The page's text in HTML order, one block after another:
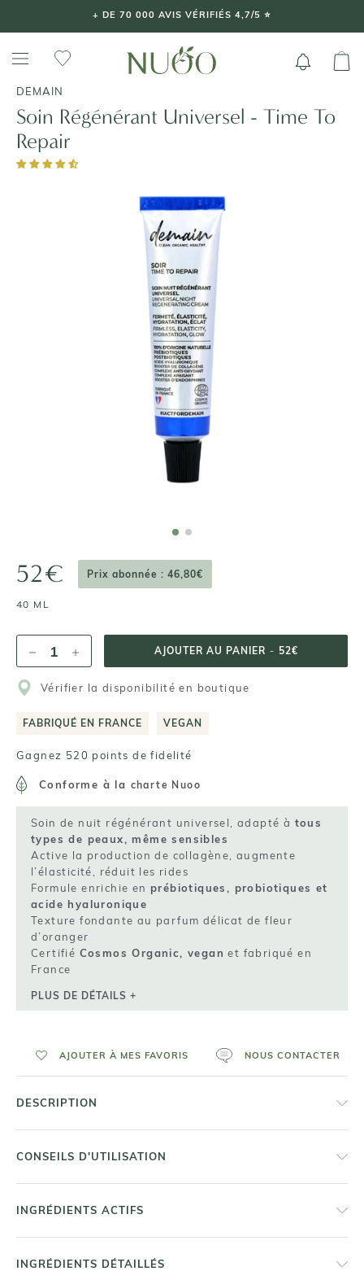
+ DE 70 000 AVIS VÉRIFIÉS 4,7/5 ⭐️
DEMAIN
Soin Régénérant Universel - Time To
Repair
52€ Prix abonnée : 46,80€
40 ML
AJOUTER AU PANIER - 52€
Vérifier la disponibilité en boutique
FABRIQUÉ EN FRANCE VEGAN
Gagnez 520 points de fidelité
Conforme à la charte Nuoo
Soin de nuit régénérant universel, adapté à tous
types de peaux, même sensibles
Active la production de collagène, augmente
l’élasticité, réduit les rides
Formule enrichie en prébiotiques, probiotiques et
acide hyaluronique
Texture fondante au parfum délicat de fleur
d’oranger
Certifié Cosmos Organic, vegan et fabriqué en
France
PLUS DE DÉTAILS +
AJOUTER À MES FAVORIS NOUS CONTACTER
DESCRIPTION
CONSEILS D'UTILISATION
INGRÉDIENTS ACTIFS
INGRÉDIENTS DÉTAILLÉS